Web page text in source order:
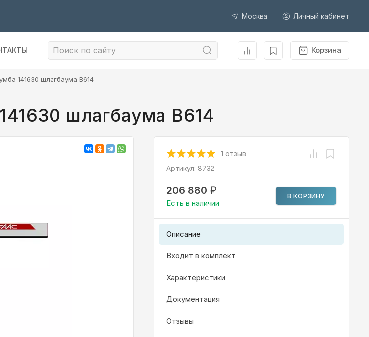
Москва Личный кабинет
Корзина
141630 шлагбаума B614
шлагбаума B614
1 отзыв
Артикул: 8732
206 880 ₽
Есть в наличии
В КОРЗИНУ
Описание
Входит в комплект
Характеристики
Документация
Отзывы